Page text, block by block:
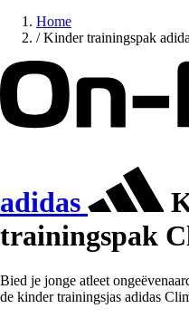
Home
/ Kinder trainingspak
adidas
trainingspak
Bied je jonge atleet
de kinder trainingsjas adidas